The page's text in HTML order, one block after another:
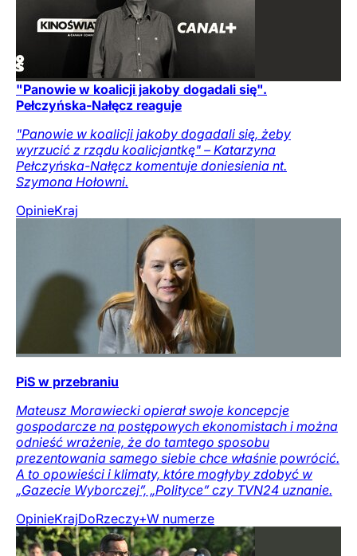
"Panowie w koalicji jakoby dogadali się".
Pełczyńska-Nałęcz reaguje
"Panowie w koalicji jakoby dogadali się, żeby
wyrzucić z rządu koalicjantkę" – Katarzyna
Pełczyńska-Nałęcz komentuje doniesienia nt.
Szymona Hołowni.
OpinieKraj
PiS w przebraniu
Mateusz Morawiecki opierał swoje koncepcje
gospodarcze na postępowych ekonomistach i można
odnieść wrażenie, że do tamtego sposobu
prezentowania samego siebie chce właśnie powrócić.
A to opowieści i klimaty, które mogłyby zdobyć w
„Gazecie Wyborczej”, „Polityce” czy TVN24 uznanie.
OpinieKrajDoRzeczy+W numerze